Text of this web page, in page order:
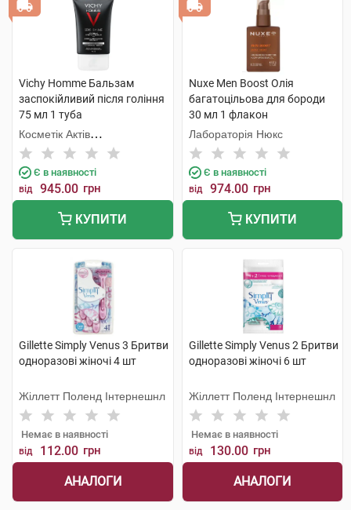
Vichy Homme Бальзам
заспокійливий після гоління
75 мл 1 туба
Косметік Актів
Інтернаціональ
Є в наявності
від 945.00 грн
КУПИТИ
Nuxe Men Boost Олія
багатоцільова для бороди
30 мл 1 флакон
Лабораторія Нюкс
Є в наявності
від 974.00 грн
КУПИТИ
Gillette Simply Venus 3 Бритви
одноразові жіночі 4 шт
Жіллетт Поленд Інтернешнл
Немає в наявності
від 112.00 грн
АНАЛОГИ
Gillette Simply Venus 2 Бритви
одноразові жіночі 6 шт
Жіллетт Поленд Інтернешнл
Немає в наявності
від 130.00 грн
АНАЛОГИ